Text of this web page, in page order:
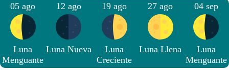
05 ago
Luna
Menguante
12 ago
Luna Nueva
19 ago
Luna
Creciente
27 ago
Luna Llena
04 sep
Luna
Menguante